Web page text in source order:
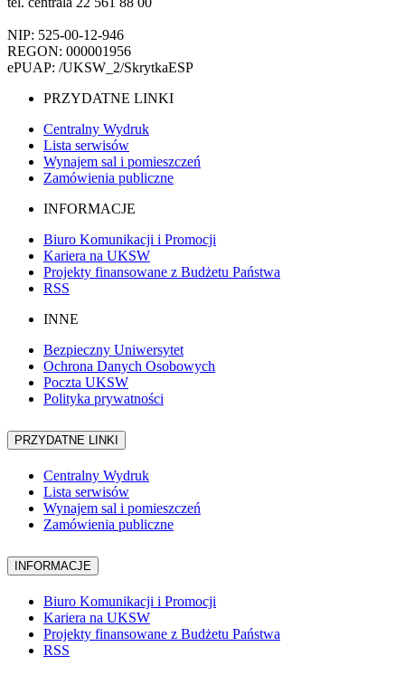
NIP: 525-00-12-946
REGON: 000001956
ePUAP: /UKSW_2/SkrytkaESP
PRZYDATNE LINKI
Centralny Wydruk
Lista serwisów
Wynajem sal i pomieszczeń
Zamówienia publiczne
INFORMACJE
Biuro Komunikacji i Promocji
Kariera na UKSW
Projekty finansowane z Budżetu Państwa
RSS
INNE
Bezpieczny Uniwersytet
Ochrona Danych Osobowych
Poczta UKSW
Polityka prywatności
PRZYDATNE LINKI
Centralny Wydruk
Lista serwisów
Wynajem sal i pomieszczeń
Zamówienia publiczne
INFORMACJE
Biuro Komunikacji i Promocji
Kariera na UKSW
Projekty finansowane z Budżetu Państwa
RSS